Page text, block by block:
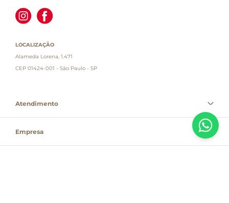
LOCALIZAÇÃO
Alameda Lorena, 1.471
CEP 01424-001 - São Paulo - SP
Atendimento
Empresa